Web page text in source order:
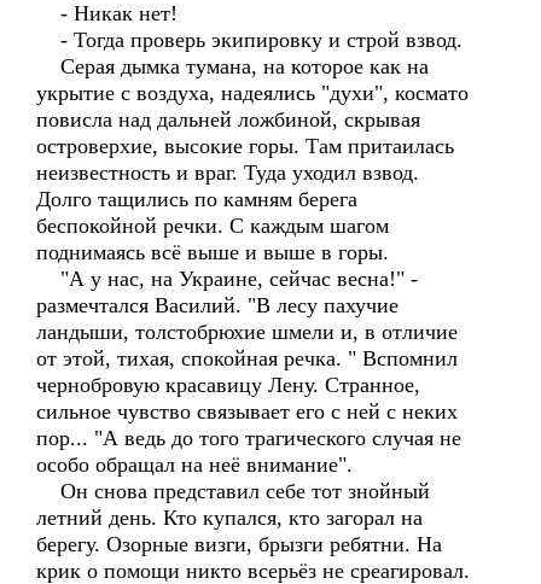
- Никак нет!
- Тогда проверь экипировку и строй взвод.
Серая дымка тумана, на которое как на
укрытие с воздуха, надеялись "духи", космато
повисла над дальней ложбиной, скрывая
островерхие, высокие горы. Там притаилась
неизвестность и враг. Туда уходил взвод.
Долго тащились по камням берега
беспокойной речки. С каждым шагом
поднимаясь всё выше и выше в горы.
"А у нас, на Украине, сейчас весна!" -
размечтался Василий. "В лесу пахучие
ландыши, толстобрюхие шмели и, в отличие
от этой, тихая, спокойная речка. " Вспомнил
чернобровую красавицу Лену. Странное,
сильное чувство связывает его с ней с неких
пор... "А ведь до того трагического случая не
особо обращал на неё внимание".
Он снова представил себе тот знойный
летний день. Кто купался, кто загорал на
берегу. Озорные визги, брызги ребятни. На
крик о помощи никто всерьёз не среагировал.